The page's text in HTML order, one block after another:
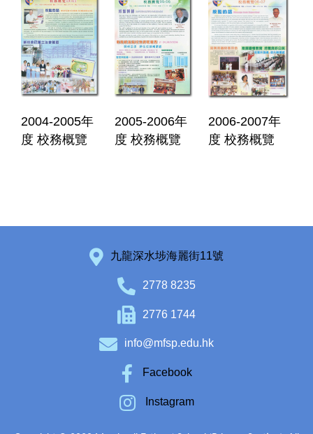
2004-2005年
度 校務概覽
2005-2006年
度 校務概覽
2006-2007年
度 校務概覽
九龍深水埗海麗街11號
2778 8235
2776 1744
info@mfsp.edu.hk
Facebook
Instagram